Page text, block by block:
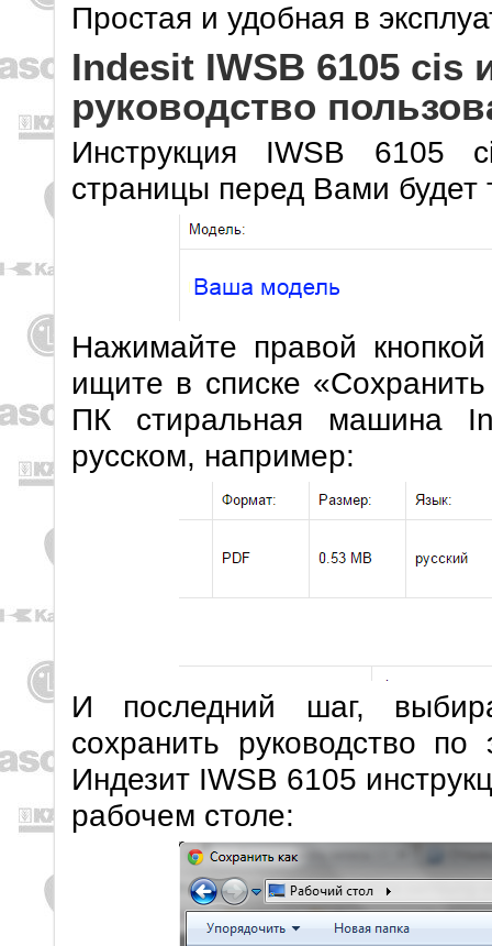
Простая и удобная в
Indesit IWSB 6105 cis
руководство
Инструкция IWSB 6105
страницы перед Вами будет
Нажимайте правой
ищите в списке
ПК стиральная машина
русском, например:
И последний шаг,
сохранить руководство
Индезит IWSB 6105
рабочем столе: